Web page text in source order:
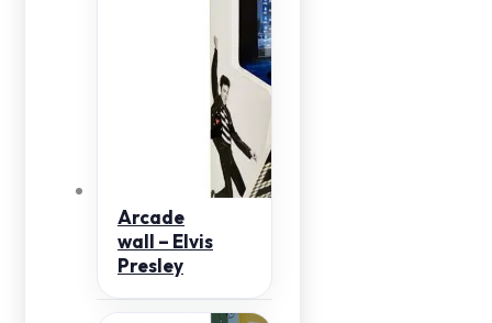
Arcade
wall – Elvis
Presley